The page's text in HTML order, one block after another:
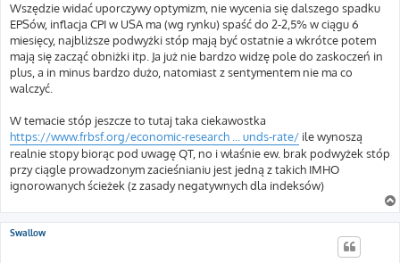
Wszędzie widać uporczywy optymizm, nie wycenia się dalszego spadku
EPSów, inflacja CPI w USA ma (wg rynku) spaść do 2-2,5% w ciągu 6
miesięcy, najbliższe podwyżki stóp mają być ostatnie a wkrótce potem
mają się zacząć obniżki itp. Ja już nie bardzo widzę pole do zaskoczeń in
plus, a in minus bardzo dużo, natomiast z sentymentem nie ma co
walczyć.
W temacie stóp jeszcze to tutaj taka ciekawostka
https://www.frbsf.org/economic-research ... unds-rate/ ile wynoszą
realnie stopy biorąc pod uwagę QT, no i właśnie ew. brak podwyżek stóp
przy ciągle prowadzonym zacieśnianiu jest jedną z takich IMHO
ignorowanych ścieżek (z zasady negatywnych dla indeksów)
Swallow